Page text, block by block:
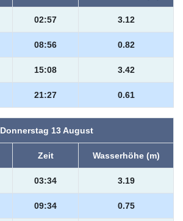
02:57 3.12
08:56 0.82
15:08 3.42
21:27 0.61
Donnerstag 13 August
Zeit Wasserhöhe (m)
03:34 3.19
09:34 0.75